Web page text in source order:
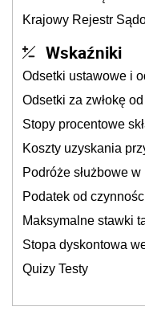
Krajowy Rejestr
Wskaźniki
Odsetki ustawowe i
Odsetki za zwłokę
Stopy procentowe
Koszty uzyskania
Podróże służbowe w
Podatek od
Maksymalne stawki
Stopa dyskontowa
Quizy Testy